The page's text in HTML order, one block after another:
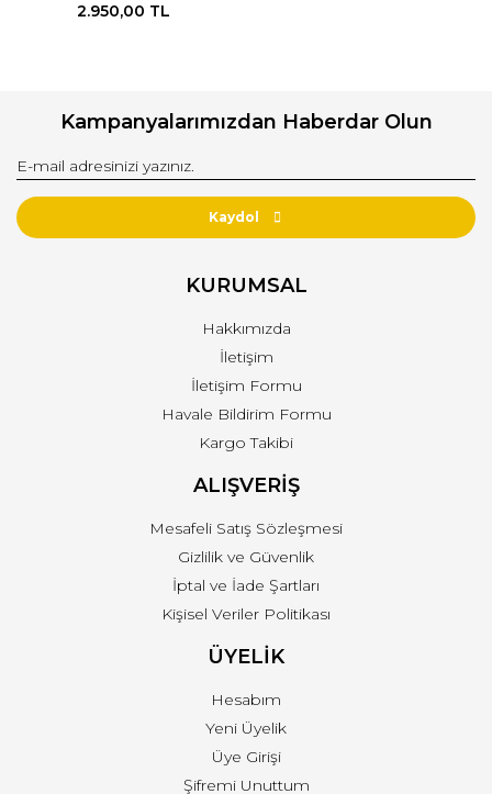
2.950,00 TL
Kampanyalarımızdan Haberdar Olun
Kaydol
KURUMSAL
Hakkımızda
İletişim
İletişim Formu
Havale Bildirim Formu
Kargo Takibi
ALIŞVERİŞ
Mesafeli Satış Sözleşmesi
Gizlilik ve Güvenlik
İptal ve İade Şartları
Kişisel Veriler Politikası
ÜYELİK
Hesabım
Yeni Üyelik
Üye Girişi
Şifremi Unuttum